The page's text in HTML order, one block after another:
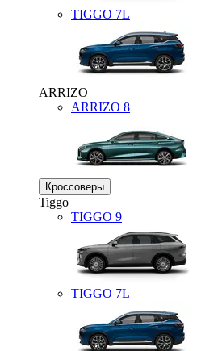
TIGGO 7L
ARRIZO
ARRIZO 8
Кроссоверы
Tiggo
TIGGO 9
TIGGO 7L